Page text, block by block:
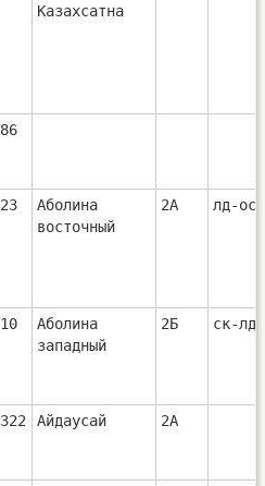
Казахсатна
86
23
Аболина
восточный
2А лд-ос
10
Аболина
западный
2Б ск-
322 Айдаусай 2А